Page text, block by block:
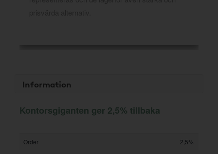
Information
Kontorsgiganten ger 2,5% tillbaka
Order 2,5%